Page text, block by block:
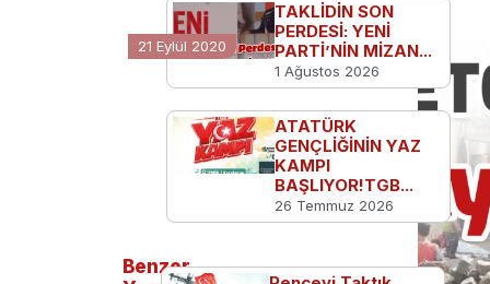
21 Eylül 2020
TAKLİDİN SON
PERDESİ: YENİ
PARTİ’NİN MİZAN...
1 Ağustos 2026
ATATÜRK
GENÇLİĞİNİN YAZ
KAMPI
BAŞLIYOR!TGB...
26 Temmuz 2026
Benzer